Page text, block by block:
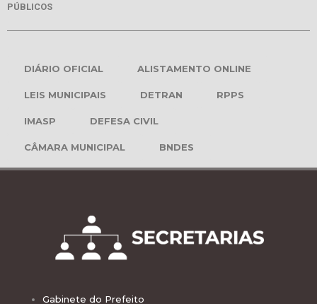
PÚBLICOS
DIÁRIO OFICIAL ALISTAMENTO ONLINE
LEIS MUNICIPAIS DETRAN RPPS
IMASP DEFESA CIVIL
CÂMARA MUNICIPAL BNDES
Gabinete do Prefeito